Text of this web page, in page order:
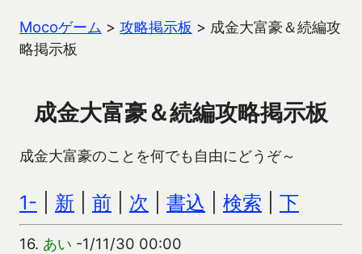
Mocoゲーム > 攻略掲示板 > 成金大富豪＆続編攻
略掲示板
成金大富豪＆続編攻略掲示板
成金大富豪のことを何でも自由にどうぞ～
1- 新 前 次 書込 検索 下
16. あい -1/11/30 00:00